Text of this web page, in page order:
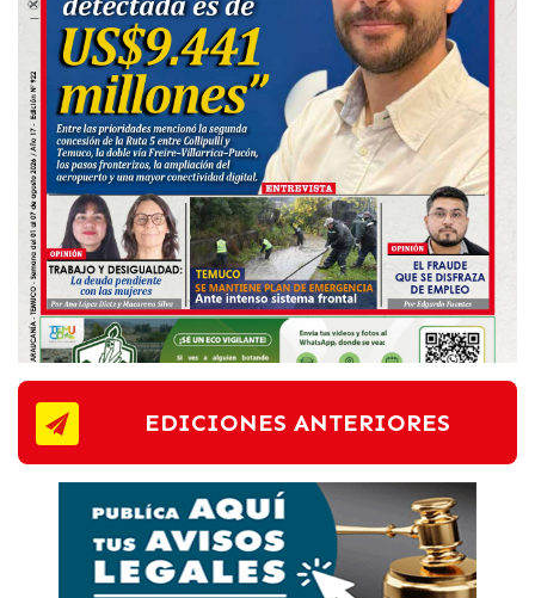
EDICIONES ANTERIORES